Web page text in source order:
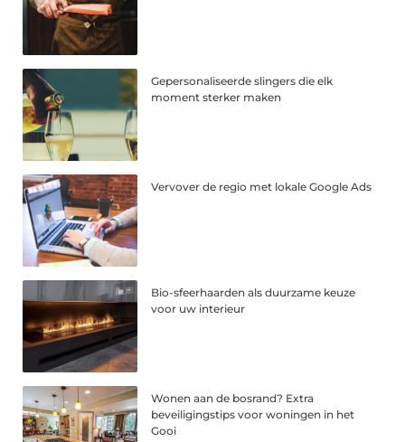
Gepersonaliseerde slingers die elk
moment sterker maken
Vervover de regio met lokale Google Ads
Bio-sfeerhaarden als duurzame keuze
voor uw interieur
Wonen aan de bosrand? Extra
beveiligingstips voor woningen in het
Gooi